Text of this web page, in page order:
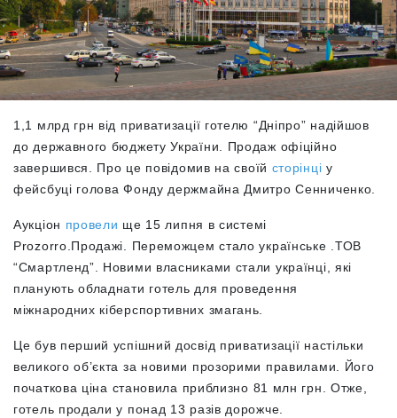
1,1 млрд грн від приватизації готелю “Дніпро” надійшов
до державного бюджету України. Продаж офіційно
завершився. Про це повідомив на своїй сторінці у
фейсбуці голова Фонду держмайна Дмитро Сенниченко.
Аукціон провели ще 15 липня в системі
Prozorro.Продажі. Переможцем стало українське
.ТОВ
“Смартленд”. Новими власниками стали українці, які
планують обладнати готель для проведення
міжнародних кіберспортивних змагань.
Це був перший успішний досвід приватизації настільки
великого об’єкта за новими прозорими правилами. Його
початкова ціна становила приблизно 81 млн грн. Отже,
готель продали у понад 13 разів дорожче.